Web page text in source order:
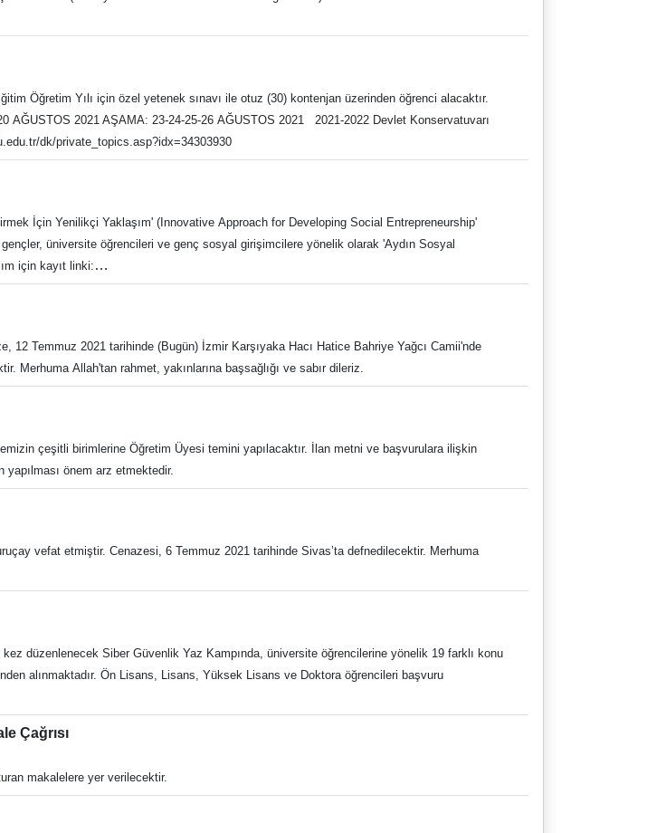
Öğretim Yılı için özel yetenek sınavı ile otuz (30) kontenjan üzerinden öğrenci alacaktır.
Ek Dosyayı indiriniz. https://akademik.adu.edu.tr/dk/private_topics.asp?idx=34303930
İçin Yenilikçi Yaklaşım' (Innovative Approach for Developing Social Entrepreneurship'
üniversite öğrencileri ve genç sosyal girişimcilere yönelik olarak 'Aydın Sosyal
için kayıt linki:
viewform?edit_requested=true
Temmuz 2021 tarihinde (Bugün) İzmir Karşıyaka Hacı Hatice Bahriye Yağcı Camii'nde
Merhuma Allah'tan rahmet, yakınlarına başsağlığı ve sabır dileriz.
çeşitli birimlerine Öğretim Üyesi temini yapılacaktır. İlan metni ve başvurulara ilişkin
önem arz etmektedir.
vefat etmiştir. Cenazesi, 6 Temmuz 2021 tarihinde Sivas’ta defnedilecektir. Merhuma
düzenlenecek Siber Güvenlik Yaz Kampında, üniversite öğrencilerine yönelik 19 farklı konu
alınmaktadır. Ön Lisans, Lisans, Yüksek Lisans ve Doktora öğrencileri başvuru
Çağrısı
makalelere yer verilecektir.